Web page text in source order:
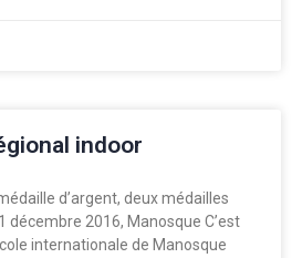
indoor
d’argent, deux médailles
décembre 2016, Manosque C’est
internationale de Manosque